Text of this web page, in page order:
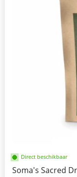
Direct beschikbaar
Soma's Sacred